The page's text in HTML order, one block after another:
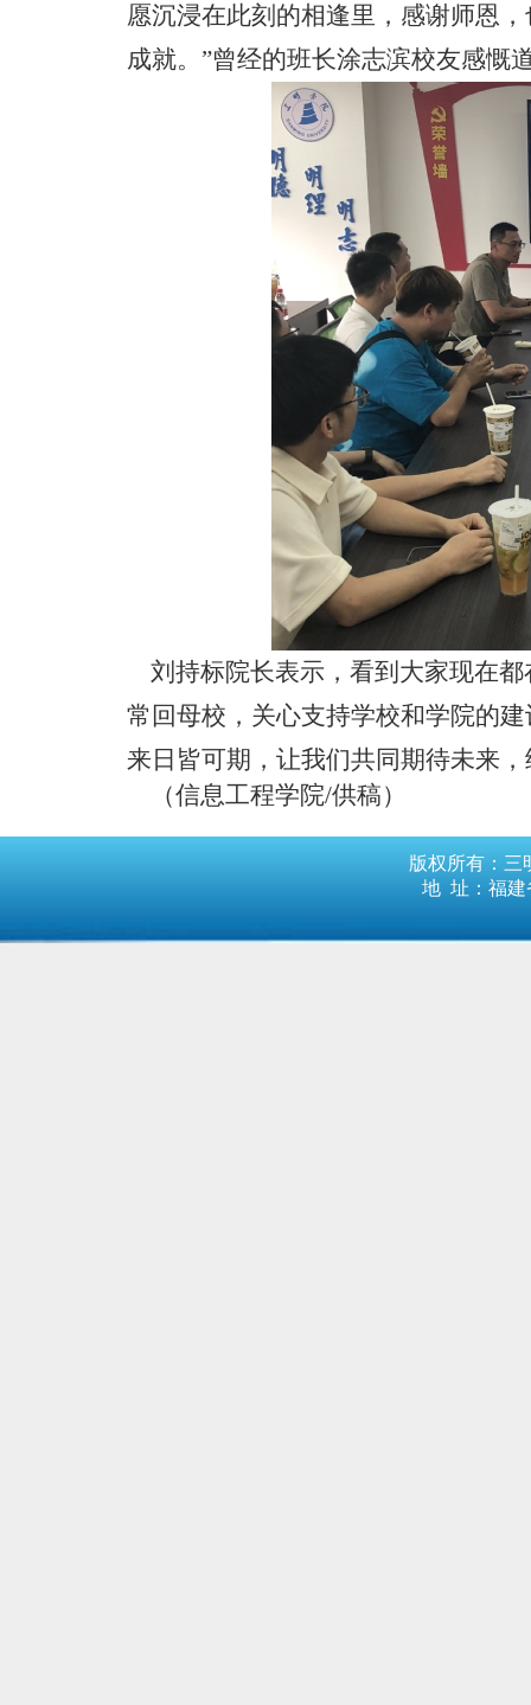
愿沉浸在此刻的相逢里，感谢师恩
成就。”曾经的班长涂志滨校友感慨
刘持标院长表示，看到大家现在
常回母校， 关心支持学校和学院的
来日皆可期，让我们共同期待未来
（信息工程学院/供稿）
版权所有：三
地 址：福建